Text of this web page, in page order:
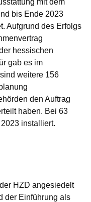
mit dem
bis Ende 2023
Aufgrund des Erfolgs
hessischen
gab es im
weitere 156
den Auftrag
haben. Bei 63
installiert.
HZD angesiedelt
der Einführung als